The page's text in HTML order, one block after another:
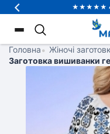
★★★★★
Головна• Жіночі
Заготовка вишиванки